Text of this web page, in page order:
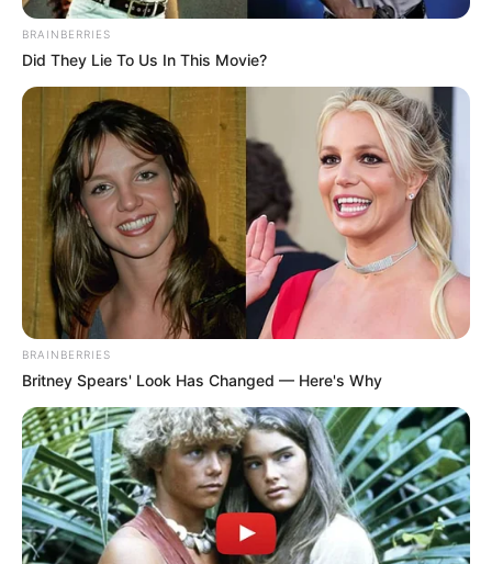
prefeito,clique aqui!
O especialista em orçamento público César Lima, afirma que,
como o Governo Federal definiu que os recursos devem partir da
União, ficará a critério do próprio governo a captação dos recursos
para cobrir a proposta.
BRAINBERRIES
Did They Lie To Us In This Movie?
BRAINBERRIES
Britney Spears' Look Has Changed — Here's Why